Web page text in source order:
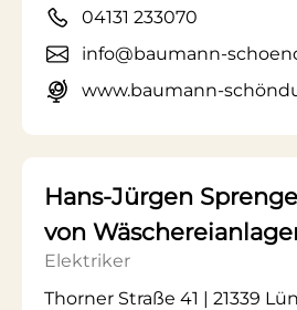
04131 233070
info@baumann-
www.baumann-
Hans-Jürgen
von
Elektriker
Thorner Straße 41 | 21339